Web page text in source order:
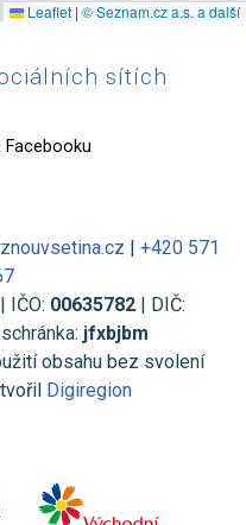
Leaflet | © Seznam.cz a.s. a další
sítích
Facebooku
+420 571
| IČO: 00635782 | DIČ:
jfxbjbm
obsahu bez svolení
Digiregion